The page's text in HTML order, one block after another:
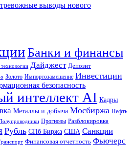
выводы нового
Банки и финансы
Дайджест Депозит
Золото Импортозамещение Инвестиции
безопасность
интеллект AI Кадры
Металлы и добыча Мосбиржа Нефть
Прогнозы Разблокировка
Рубль СПб Биржа США Санкции
Финансовая отчетность Фьючерс